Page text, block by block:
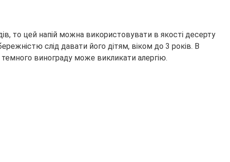
то цей напій можна використовувати в якості десерту
слід давати його дітям, віком до 3 років. В
темного винограду може викликати алергію.